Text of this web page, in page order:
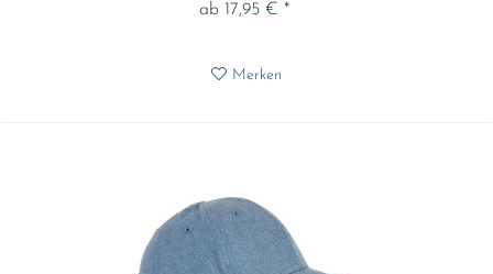
ab 17,95 € *
Merken